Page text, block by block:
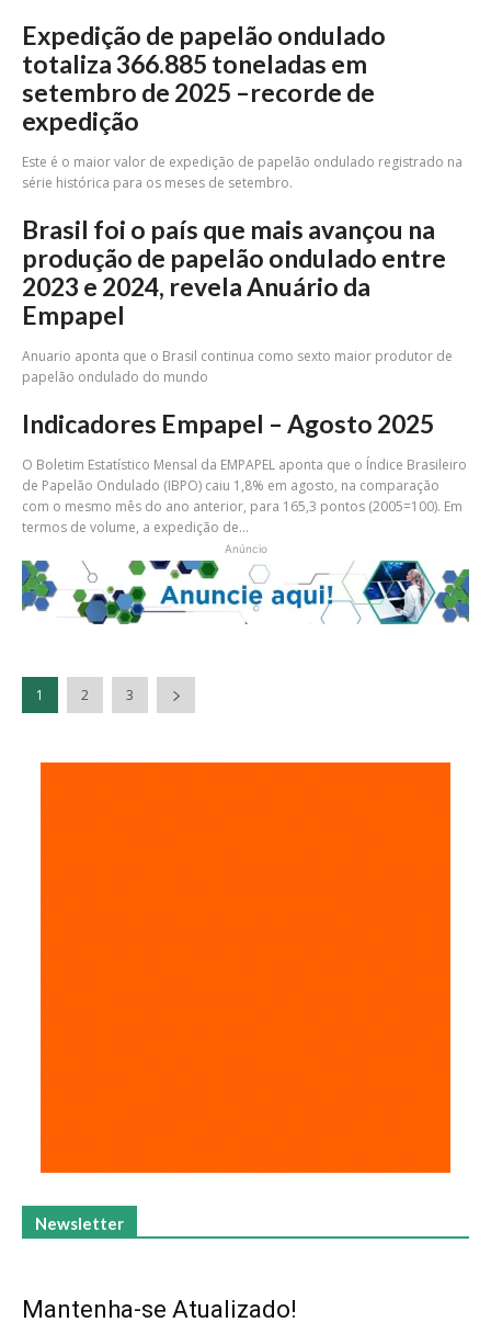
Expedição de papelão ondulado
totaliza 366.885 toneladas em
setembro de 2025 –recorde de
expedição
Este é o maior valor de expedição de papelão ondulado registrado na
série histórica para os meses de setembro.
Brasil foi o país que mais avançou na
produção de papelão ondulado entre
2023 e 2024, revela Anuário da
Empapel
Anuario aponta que o Brasil continua como sexto maior produtor de
papelão ondulado do mundo
Indicadores Empapel – Agosto 2025
O Boletim Estatístico Mensal da EMPAPEL aponta que o Índice Brasileiro
de Papelão Ondulado (IBPO) caiu 1,8% em agosto, na comparação
com o mesmo mês do ano anterior, para 165,3 pontos (2005=100). Em
termos de volume, a expedição de...
Anúncio
1 2 3
Newsletter
Mantenha-se Atualizado!